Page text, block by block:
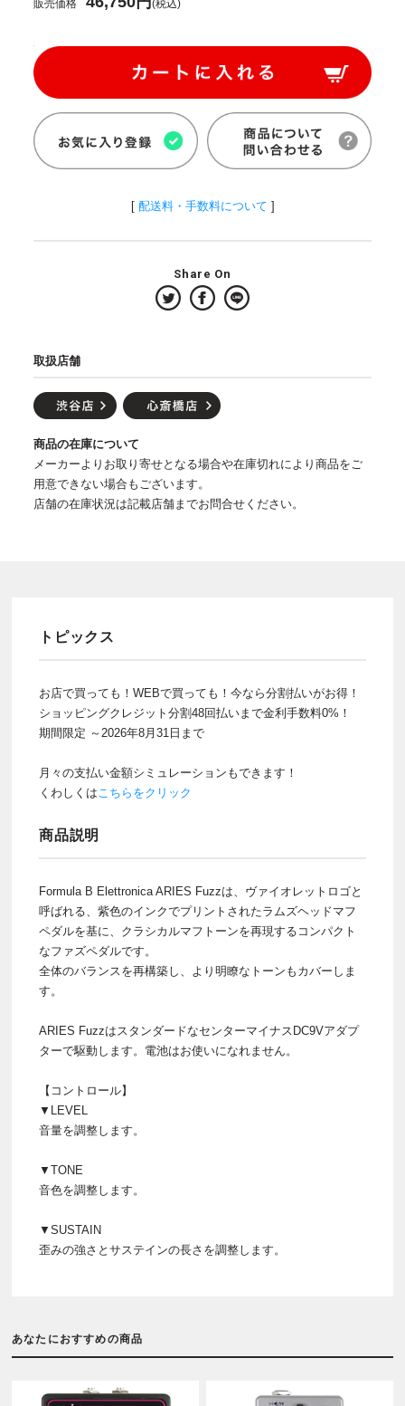
販売価格 (税込)
[ 配送料・手数料について ]
Share On
取扱店舗
商品の在庫について
メーカーよりお取り寄せとなる場合や在庫切れにより商品をご
用意できない場合もございます。
店舗の在庫状況は記載店舗までお問合せください。
トピックス
お店で買っても！WEBで買っても！今なら分割払いがお得！
ショッピングクレジット分割48回払いまで金利手数料0%！
期間限定 ～2026年8月31日まで
月々の支払い金額シミュレーションもできます！
くわしくはこちらをクリック
商品説明
Formula B Elettronica ARIES Fuzzは、ヴァイオレットロゴと
呼ばれる、紫色のインクでプリントされたラムズヘッドマフ
ペダルを基に、クラシカルマフトーンを再現するコンパクト
なファズペダルです。
全体のバランスを再構築し、より明瞭なトーンもカバーしま
す。
ARIES FuzzはスタンダードなセンターマイナスDC9Vアダプ
ターで駆動します。電池はお使いになれません。
【コントロール】
▼LEVEL
音量を調整します。
▼TONE
音色を調整します。
▼SUSTAIN
歪みの強さとサステインの長さを調整します。
あなたにおすすめの商品